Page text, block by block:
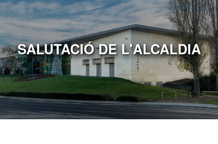
SALUTACIÓ DE L'ALCALDIA